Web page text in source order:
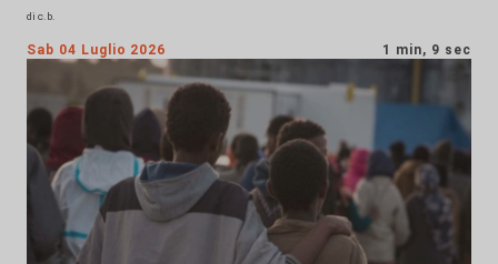
di c.b.
Sab 04 Luglio 2026 1 min, 9 sec